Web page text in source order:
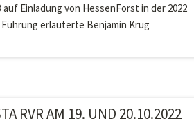
Einladung von HessenForst in der 2022
erläuterte Benjamin Krug
RVR AM 19. UND 20.10.2022